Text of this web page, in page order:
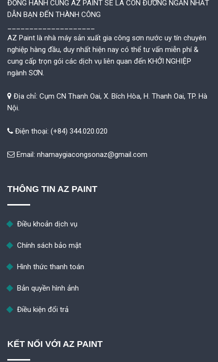
ĐỒNG HÀNH CÙNG AZ PAINT SẼ LÀ CON ĐƯỜNG NGẮN NHẤT
DẪN BẠN ĐẾN THÀNH CÔNG
AZ Paint là nhà máy sản xuất gia công sơn nước uy tín chuyên
nghiệp hàng đầu, duy nhất hiện nay có thể tư vấn miễn phí &
cung cấp trọn gói các dịch vụ liên quan đến KHỞI NGHIỆP
ngành SƠN.
Địa chỉ: Cụm CN Thanh Oai, X. Bích Hòa, H. Thanh Oai, TP. Hà
Nội.
Điện thoại: (+84) 344.020.020
Email: nhamaygiacongsonaz@gmail.com
THÔNG TIN AZ PAINT
Điều khoản dịch vụ
Chính sách bảo mật
Hình thức thanh toán
Bản quyền hình ảnh
Điều kiện đổi trả
KẾT NỐI VỚI AZ PAINT